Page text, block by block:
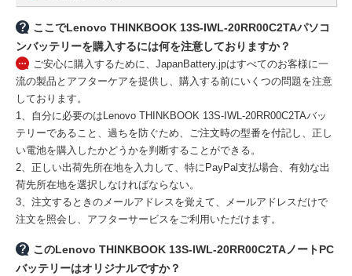
ここでLenovo THINKBOOK 13S-IWL-20RR00C2TAパソコ
ンバッテリーを購入するには何を注意しておりますか？
ご安心に購入するために、JapanBattery.jpはすべてのお客様に一
流の製品とアフターケアを提供し、購入する前にいくつの問題を注意
しております。
1、自分に必要のはLenovo THINKBOOK 13S-IWL-20RR00C2TAバッ
テリーであること、過ちを防ぐため、ご注文時の型番を付記し、正し
い電池を購入したかどうかを判断することができる。
2、正しい出荷先所在地を入力して、特にPayPal支払場合、有効な出
荷先所在地を選択しなければならない。
3、注文するときのメールアドレスを覚えて、メールアドレスだけで
注文を照会し、アフターサービスをご利用いただけます。
このLenovo THINKBOOK 13S-IWL-20RR00C2TAノートPC
バッテリーはオリジナルですか？